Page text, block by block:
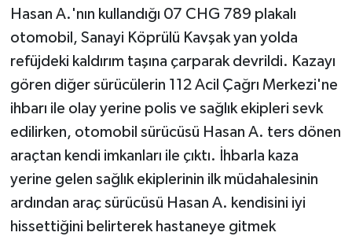
Hasan A.'nın kullandığı 07 CHG 789 plakalı
otomobil, Sanayi Köprülü Kavşak yan yolda
refüjdeki kaldırım taşına çarparak devrildi. Kazayı
gören diğer sürücülerin 112 Acil Çağrı Merkezi'ne
ihbarı ile olay yerine polis ve sağlık ekipleri sevk
edilirken, otomobil sürücüsü Hasan A. ters dönen
araçtan kendi imkanları ile çıktı. İhbarla kaza
yerine gelen sağlık ekiplerinin ilk müdahalesinin
ardından araç sürücüsü Hasan A. kendisini iyi
hissettiğini belirterek hastaneye gitmek